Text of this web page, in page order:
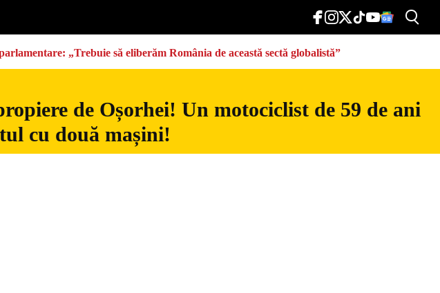
„Trebuie să eliberăm România de această sectă globalistă”
de Oșorhei! Un motociclist de 59 de ani
cu două mașini!